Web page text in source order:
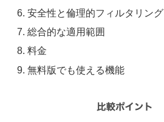
安全性と倫理的フィルタリング
総合的な適用範囲
料金
無料版でも使える機能